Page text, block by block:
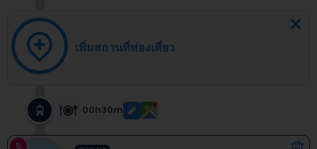
เพิ่มสถานที่ท่องเที่ยว
00h30m
5